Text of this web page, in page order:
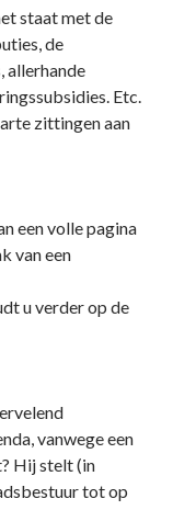
staat met de
de
allerhande
Etc.
zittingen aan
een volle pagina
van een
u verder op de
vanwege een
Hij stelt (in
tot op